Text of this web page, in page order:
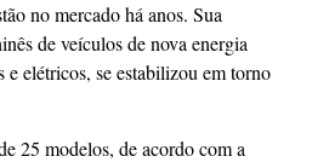
no mercado há anos. Sua
de veículos de nova energia
elétricos, se estabilizou em torno
25 modelos, de acordo com a